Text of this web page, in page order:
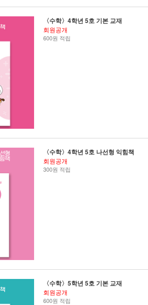
〈수학〉4학년 5호 기본 교재
회원공개
600원 적립
〈수학〉4학년 5호 나선형 익힘책
회원공개
300원 적립
〈수학〉5학년 5호 기본 교재
회원공개
600원 적립